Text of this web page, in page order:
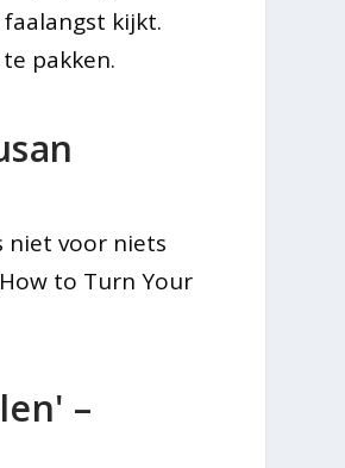
kijkt.
pakken.
niet voor niets
to Turn Your
–